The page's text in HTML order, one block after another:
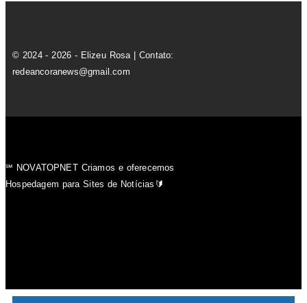
© 2024 - 2026 - Elizeu Rosa | Contato:
redeancoranews@gmail.com
℠ NOVATOPNET Criamos e oferecemos
Hospedagem para Sites de Notícias🔰